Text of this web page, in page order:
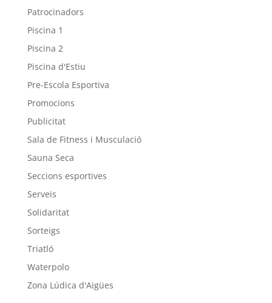
Patrocinadors
Piscina 1
Piscina 2
Piscina d'Estiu
Pre-Escola Esportiva
Promocions
Publicitat
Sala de Fitness i Musculació
Sauna Seca
Seccions esportives
Serveis
Solidaritat
Sorteigs
Triatló
Waterpolo
Zona Lúdica d'Aigües